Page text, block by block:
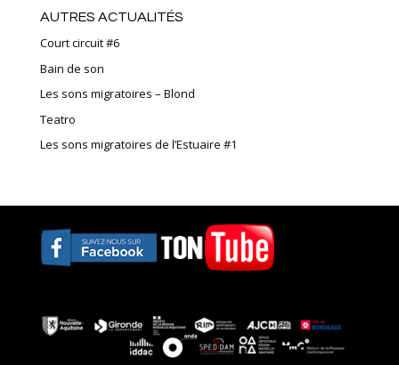
AUTRES ACTUALITÉS
Court circuit #6
Bain de son
Les sons migratoires – Blond
Teatro
Les sons migratoires de l’Estuaire #1